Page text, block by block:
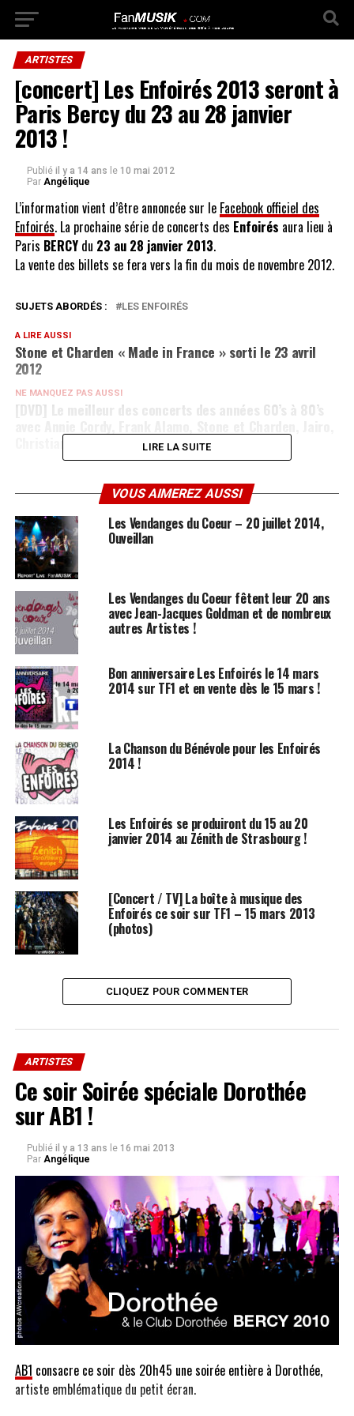
ARTISTES
[concert] Les Enfoirés 2013 seront à
Paris Bercy du 23 au 28 janvier
2013 !
Publié il y a 14 ans le 10 mai 2012
Par Angélique
L’information vient d’être annoncée sur le Facebook officiel des
Enfoirés. La prochaine série de concerts des Enfoirés aura lieu à
Paris BERCYdu 23 au 28 janvier 2013.
La vente des billets se fera vers la fin du mois de novembre 2012.
SUJETS ABORDÉS : LES ENFOIRÉS
A LIRE AUSSI
Stone et Charden « Made in France » sorti le 23 avril
2012
NE MANQUEZ PAS AUSSI
[DVD] Le meilleur des concerts des années 60’s à 80’s
Christian Delagrange, Alain Turban…
LIRE LA SUITE
VOUS AIMEREZ AUSSI
Les Vendanges du Coeur – 20 juillet 2014,
Ouveillan
Les Vendanges du Coeur fêtent leur 20 ans
avec Jean-Jacques Goldman et de nombreux
autres Artistes !
Bon anniversaire Les Enfoirés le 14 mars
2014 sur TF1 et en vente dès le 15 mars !
La Chanson du Bénévole pour les Enfoirés
2014 !
Les Enfoirés se produiront du 15 au 20
janvier 2014 au Zénith de Strasbourg !
[Concert / TV] La boîte à musique des
Enfoirés ce soir sur TF1 – 15 mars 2013
(photos)
CLIQUEZ POUR COMMENTER
ARTISTES
Ce soir Soirée spéciale Dorothée
sur AB1 !
Publié il y a 13 ans le 16 mai 2013
Par Angélique
AB1 consacre ce soir dès 20h45 une soirée entière à Dorothée,
artiste emblématique du petit écran.